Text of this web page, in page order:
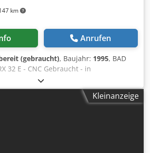
km
Anrufen
(gebraucht), Baujahr: 1995, BAD
32 E - CNC Gebraucht - in
Zustand Bad Duben: 2-Matrizen-
Marke: BAD DUBEN Modell: PRX 32
Gewinderollen,
Kleinanzeige